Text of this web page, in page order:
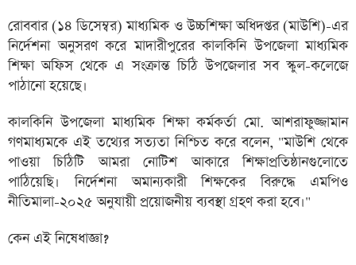
রোববার (১৪ ডিসেম্বর) মাধ্যমিক ও উচ্চশিক্ষা অধিদপ্তর (মাউশি)-এর
নির্দেশনা অনুসরণ করে মাদারীপুরের কালকিনি উপজেলা মাধ্যমিক
শিক্ষা অফিস থেকে এ সংক্রান্ত চিঠি উপজেলার সব স্কুল-কলেজে
পাঠানো হয়েছে।
কালকিনি উপজেলা মাধ্যমিক শিক্ষা কর্মকর্তা মো. আশরাফুজ্জামান
গণমাধ্যমকে এই তথ্যের সত্যতা নিশ্চিত করে বলেন, "মাউশি থেকে
পাওয়া চিঠিটি আমরা নোটিশ আকারে শিক্ষাপ্রতিষ্ঠানগুলোতে
পাঠিয়েছি। নির্দেশনা অমান্যকারী শিক্ষকের বিরুদ্ধে এমপিও
নীতিমালা-২০২৫ অনুযায়ী প্রয়োজনীয় ব্যবস্থা গ্রহণ করা হবে।"
কেন এই নিষেধাজ্ঞা?